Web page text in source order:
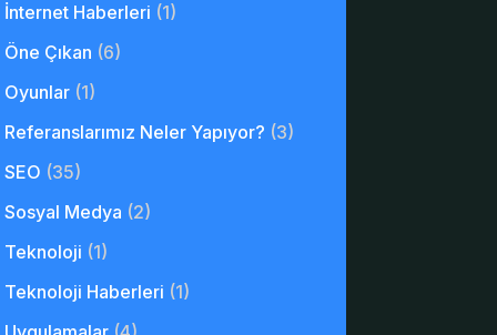
İnternet Haberleri (1)
Öne Çıkan (6)
Oyunlar(1)
Referanslarımız Neler Yapıyor? (3)
SEO (35)
Sosyal Medya (2)
Teknoloji (1)
Teknoloji Haberleri (1)